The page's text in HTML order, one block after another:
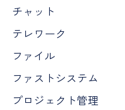
チャット
テレワーク
ファイル
ファストシステム
プロジェクト管理